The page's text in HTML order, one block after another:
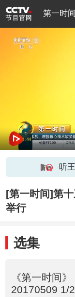
第一时间
听
[第一时间]第
举行
选集
《第一时间》
20170509 1/2